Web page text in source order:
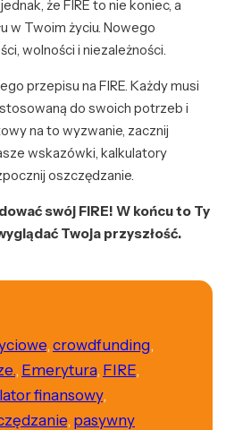
że FIRE to nie koniec, a
w Twoim życiu. Nowego
wolności i niezależności.
przepisu na FIRE. Każdy musi
do swoich potrzeb i
na to wyzwanie, zacznij
wskazówki, kalkulatory
oszczędzanie.
swój FIRE! W końcu to Ty
Twoja przyszłość.
, crowdfunding,
, Emerytura, FIRE,
finansowy,
, pasywny